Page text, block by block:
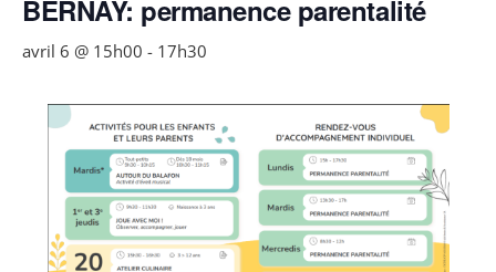
BERNAY: permanence parentalité
avril 6 @ 15h00 - 17h30